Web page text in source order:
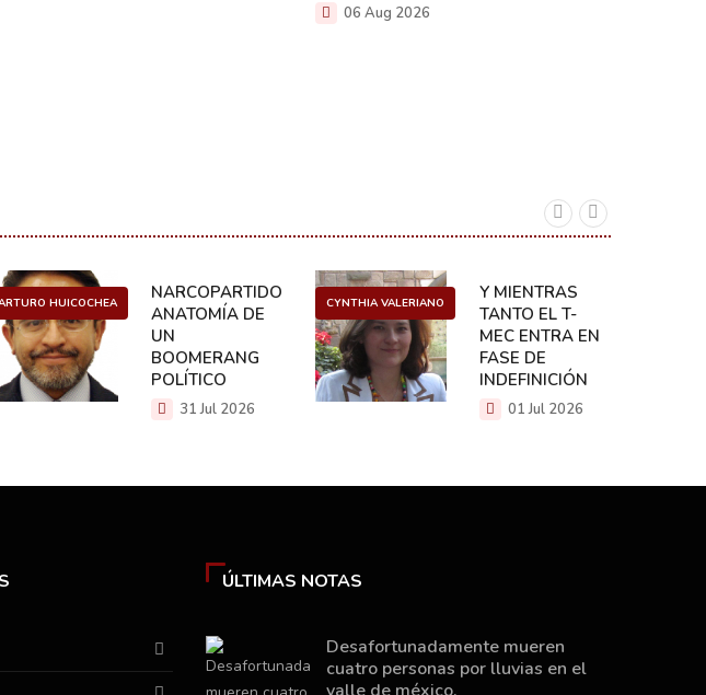
06 Aug 2026
HUICOCHEA
NARCOPARTIDO:
ANATOMÍA DE
UN
BOOMERANG
POLÍTICO
31 Jul 2026
CYNTHIA VALERIANO
Y MIENTRAS
TANTO EL T-
MEC ENTRA EN
FASE DE
INDEFINICIÓN
01 Jul 2026
ÚLTIMAS NOTAS
Desafortunadamente mueren
cuatro personas por lluvias en el